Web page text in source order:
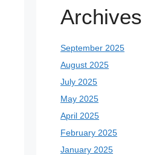
Archives
September 2025
August 2025
July 2025
May 2025
April 2025
February 2025
January 2025